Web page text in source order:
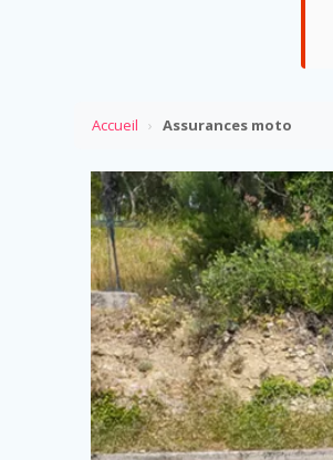
Accueil › Assurances moto